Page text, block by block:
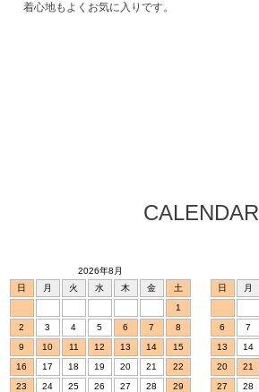
着心地もよくお気に入りです。
CALENDAR
2026年8月
日
月 火 水 木 金
土
1
2
3 4 5 6 7
8
9
10 11 12 13 14
15
16
17 18 19 20 21
22
23
24 25 26 27 28
29
日
月
6
7
13
14
20
21
27
28